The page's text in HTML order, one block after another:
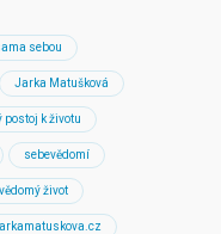
sebou
Jarka Matušková
postoj k životu
sebevědomí
vědomý život